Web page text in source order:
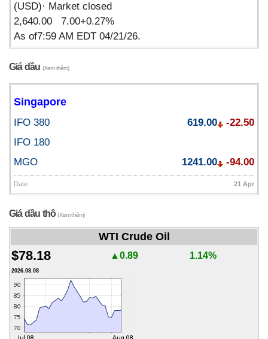
(USD)· Market closed
2,640.00 7.00+0.27%
As of7:59 AM EDT 04/21/26.
Giá dầu (Xem thêm)
Singapore
IFO 380 619.00
-22.50
IFO 180
MGO
1241.00 -94.00
Date 21 Apr
Giá dầu thô(Xem thêm)
WTI Crude Oil
$78.18 ▲0.89 1.14%
2026.08.08